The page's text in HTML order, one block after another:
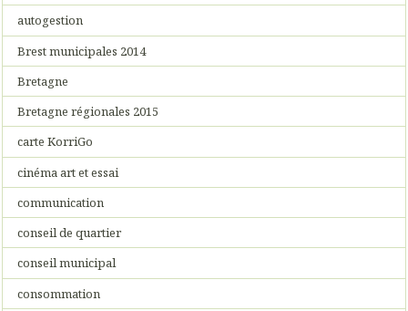
autogestion
Brest municipales 2014
Bretagne
Bretagne régionales 2015
carte KorriGo
cinéma art et essai
communication
conseil de quartier
conseil municipal
consommation